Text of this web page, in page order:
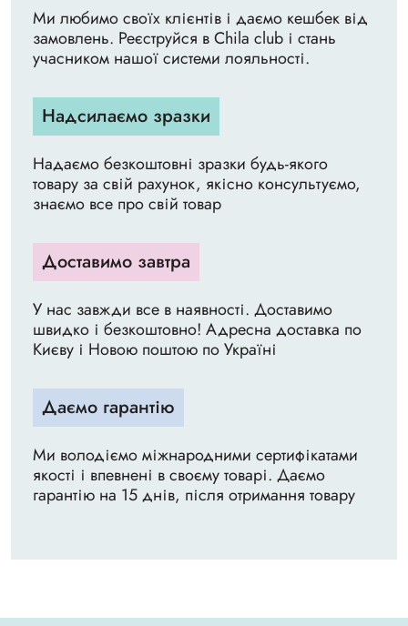
Ми любимо своїх клієнтів і даємо кешбек від
замовлень. Реєструйся в Chila club і стань
учасником нашої системи лояльності.
Надсилаємо зразки
Надаємо безкоштовні зразки будь-якого
товару за свій рахунок, якісно консультуємо,
знаємо все про свій товар
Доставимо завтра
У нас завжди все в наявності. Доставимо
швидко і безкоштовно! Адресна доставка по
Києву і Новою поштою по Україні
Даємо гарантію
Ми володіємо міжнародними сертифікатами
якості і впевнені в своєму товарі. Даємо
гарантію на 15 днів, після отримання товару